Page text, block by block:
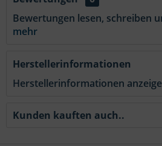
Bewertungen lesen, schreiben
mehr
Herstellerinformationen
Herstellerinformationen
Kunden kauften auch..